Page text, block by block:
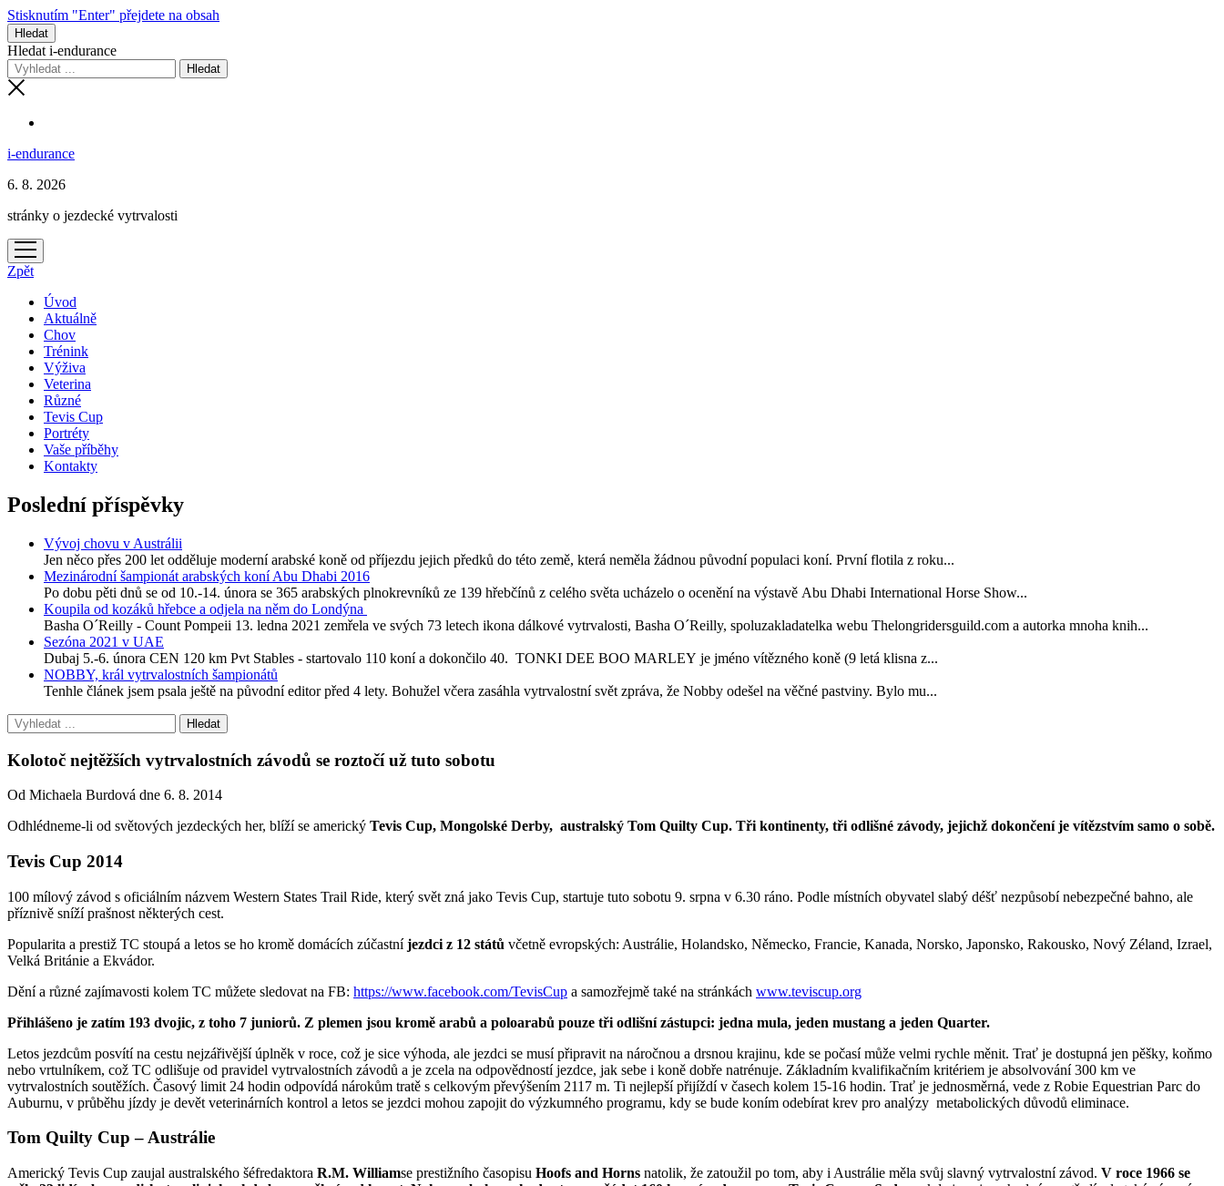
Stisknutím "Enter" přejdete na obsah
Hledat
Hledat i-endurance
i-endurance
6. 8. 2026
stránky o jezdecké vytrvalosti
otevřít
menu
Zpět
Úvod
Aktuálně
Chov
Trénink
Výživa
Veterina
Různé
Tevis Cup
Portréty
Vaše příběhy
Kontakty
Poslední příspěvky
Vývoj chovu v Austrálii
Jen něco přes 200 let odděluje moderní arabské koně od příjezdu jejich předků do této země, která neměla žádnou původní populaci koní. První flotila z roku...
Mezinárodní šampionát arabských koní Abu Dhabi 2016
Po dobu pěti dnů se od 10.-14. února se 365 arabských plnokrevníků ze 139 hřebčínů z celého světa ucházelo o ocenění na výstavě Abu Dhabi International Horse Show...
Koupila od kozáků hřebce a odjela na něm do Londýna
Basha O´Reilly - Count Pompeii 13. ledna 2021 zemřela ve svých 73 letech ikona dálkové vytrvalosti, Basha O´Reilly, spoluzakladatelka webu Thelongridersguild.com a autorka mnoha knih...
Sezóna 2021 v UAE
Dubaj 5.-6. února CEN 120 km Pvt Stables - startovalo 110 koní a dokončilo 40. TONKI DEE BOO MARLEY je jméno vítězného koně (9 letá klisna z...
NOBBY, král vytrvalostních šampionátů
Tenhle článek jsem psala ještě na původní editor před 4 lety. Bohužel včera zasáhla vytrvalostní svět zpráva, že Nobby odešel na věčné pastviny. Bylo mu...
Kolotoč nejtěžších vytrvalostních závodů se roztočí už tuto sobotu
Od Michaela Burdová dne 6. 8. 2014
Odhlédneme-li od světových jezdeckých her, blíží se americký Tevis Cup, Mongolské Derby, australský Tom Quilty Cup. Tři kontinenty, tři odlišné závody, jejichž dokončení je vítězstvím samo o sobě.
Tevis Cup 2014
100 mílový závod s oficiálním názvem Western States Trail Ride, který svět zná jako Tevis Cup, startuje tuto sobotu 9. srpna v 6.30 ráno. Podle místních obyvatel slabý déšť nezpůsobí nebezpečné bahno, ale
příznivě sníží prašnost některých cest.
Popularita a prestiž TC stoupá a letos se ho kromě domácích zúčastníjezdci z 12 států včetně evropských: Austrálie, Holandsko, Německo, Francie, Kanada, Norsko, Japonsko, Rakousko, Nový Zéland, Izrael,
Velká Británie a Ekvádor.
Dění a různé zajímavosti kolem TC můžete sledovat na FB: https://www.facebook.com/TevisCup a samozřejmě také na stránkách www.teviscup.org
Přihlášeno je zatím 193 dvojic, z toho 7 juniorů. Z plemen jsou kromě arabů a poloarabů pouze tři odlišní zástupci: jedna mula, jeden mustang a jeden Quarter.
Letos jezdcům posvítí na cestu nejzářivější úplněk v roce, což je sice výhoda, ale jezdci se musí připravit na náročnou a drsnou krajinu, kde se počasí může velmi rychle měnit. Trať je dostupná jen pěšky, koňmo
nebo vrtulníkem, což TC odlišuje od pravidel vytrvalostních závodů a je zcela na odpovědností jezdce, jak sebe i koně dobře natrénuje. Základním kvalifikačním kritériem je absolvování 300 km ve
vytrvalostních soutěžích. Časový limit 24 hodin odpovídá nárokům tratě s celkovým převýšením 2117 m. Ti nejlepší přijíždí v časech kolem 15-16 hodin. Trať je jednosměrná, vede z Robie Equestrian Parc do
Auburnu, v průběhu jízdy je devět veterinárních kontrol a letos se jezdci mohou zapojit do výzkumného programu, kdy se bude koním odebírat krev pro analýzy metabolických důvodů eliminace.
Tom Quilty Cup – Austrálie
Americký Tevis Cup zaujal australského šéfredaktora R.M. Williamse prestižního časopisu Hoofs and Horns natolik, že zatoužil po tom, aby i Austrálie měla svůj slavný vytrvalostní závod. V roce 1966 se